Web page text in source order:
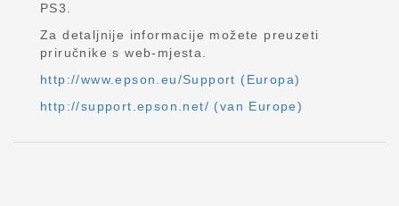
PS3.
Za detaljnije informacije možete preuzeti
priručnike s web-mjesta.
http://www.epson.eu/Support (Europa)
http://support.epson.net/ (van Europe)